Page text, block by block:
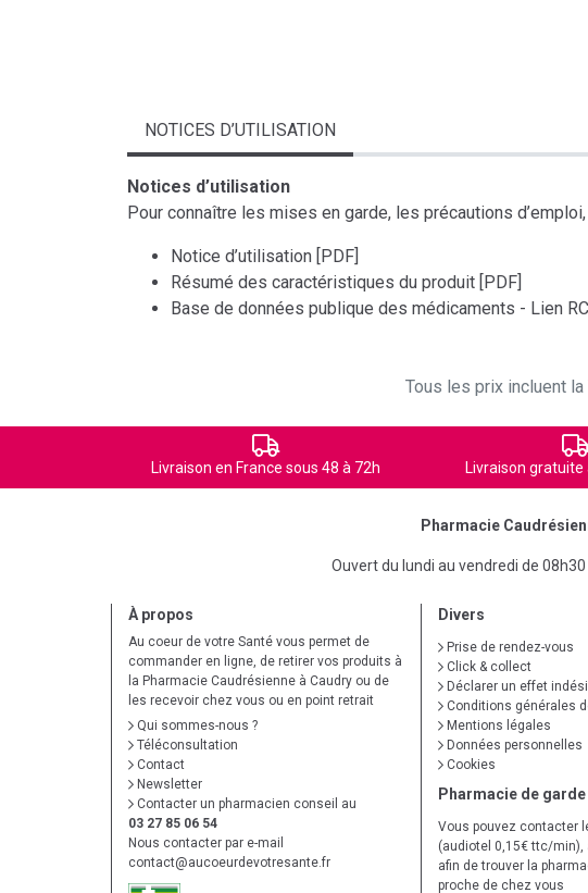
NOTICES D’UTILISATION
Notices d’utilisation
Pour connaître les mises en garde, les précautions
Notice d’utilisation [PDF]
Résumé des caractéristiques du produit [PDF]
Base de données publique des médicaments - Lien
Tous les prix incluent
Livraison en France sous 48 à 72h Livraison gratuite
Pharmacie
Ouvert du lundi au vendredi de
À propos
Au coeur de votre Santé vous permet de
commander en ligne, de retirer vos produits à
la Pharmacie Caudrésienne à Caudry ou de
les recevoir chez vous ou en point retrait
Qui sommes-nous ?
Téléconsultation
Contact
Newsletter
Contacter un pharmacien conseil au
03 27 85 06 54
Nous contacter par e-mail
contact@aucoeurdevotresante.fr
Divers
Prise de rendez-vous
Click & collect
Déclarer un effet
Conditions générales
Mentions légales
Données personnelles
Cookies
Pharmacie de garde
Vous pouvez contacter
(audiotel 0,15€ ttc/
afin de trouver la
proche de chez vous